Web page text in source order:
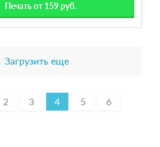
Печать от 159 руб.
Загрузить еще
2 3 4 5
6